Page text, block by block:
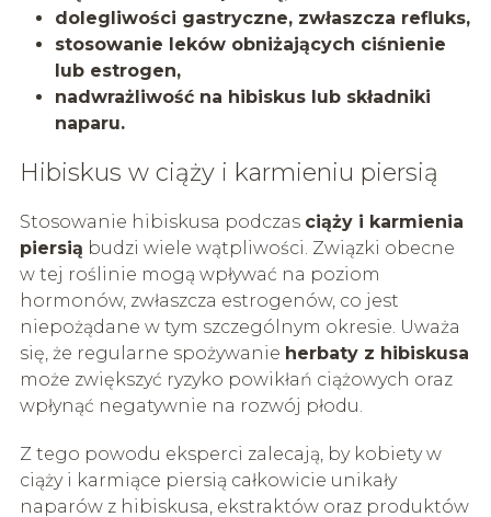
dolegliwości gastryczne, zwłaszcza refluks,
stosowanie leków obniżających ciśnienie
lub estrogen,
nadwrażliwość na hibiskus lub składniki
naparu.
Hibiskus w ciąży i karmieniu piersią
Stosowanie hibiskusa podczas ciąży i karmienia
piersią budzi wiele wątpliwości. Związki obecne
w tej roślinie mogą wpływać na poziom
hormonów, zwłaszcza estrogenów, co jest
niepożądane w tym szczególnym okresie. Uważa
się, że regularne spożywanie herbaty z hibiskusa
może zwiększyć ryzyko powikłań ciążowych oraz
wpłynąć negatywnie na rozwój płodu.
Z tego powodu eksperci zalecają, by kobiety w
ciąży i karmiące piersią całkowicie unikały
naparów z hibiskusa, ekstraktów oraz produktów